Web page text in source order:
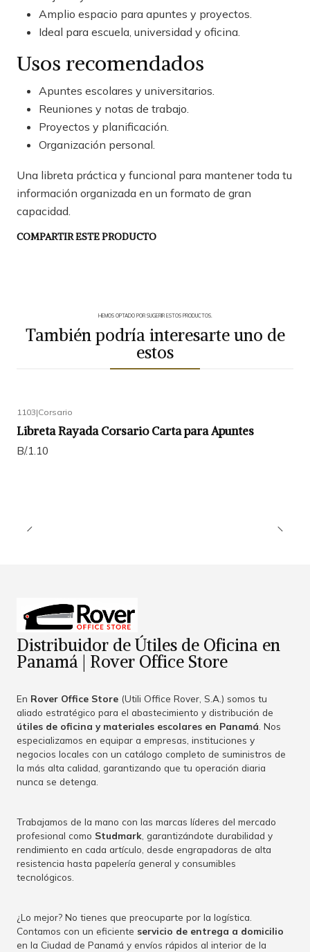
Amplio espacio para apuntes y proyectos.
Ideal para escuela, universidad y oficina.
Usos recomendados
Apuntes escolares y universitarios.
Reuniones y notas de trabajo.
Proyectos y planificación.
Organización personal.
Una libreta práctica y funcional para mantener toda tu
información organizada en un formato de gran
capacidad.
COMPARTIR ESTE PRODUCTO
HEMOS OPTADO POR SUGERIR ESTOS PRODUCTOS.
También podría interesarte uno de
estos
1103|Corsario
Libreta Rayada Corsario Carta para Apuntes
B/.1.10
Distribuidor de Útiles de Oficina en
Panamá | Rover Office Store
En Rover Office Store (Utili Office Rover, S.A.) somos tu
aliado estratégico para el abastecimiento y distribución de
útiles de oficina y materiales escolares en Panamá . Nos
especializamos en equipar a empresas, instituciones y
negocios locales con un catálogo completo de suministros de
la más alta calidad, garantizando que tu operación diaria
nunca se detenga.
Trabajamos de la mano con las marcas líderes del mercado
profesional como Studmark , garantizándote durabilidad y
rendimiento en cada artículo, desde engrapadoras de alta
resistencia hasta papelería general y consumibles
tecnológicos.
¿Lo mejor? No tienes que preocuparte por la logística.
Contamos con un eficiente servicio de entrega a domicilio
en la Ciudad de Panamá y envíos rápidos al interior de la